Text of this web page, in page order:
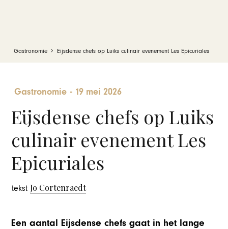
Gastronomie Eijsdense chefs op Luiks culinair evenement Les Epicuriales
Gastronomie - 19 mei 2026
Eijsdense chefs op Luiks
culinair evenement Les
Epicuriales
tekstJo Cortenraedt
Een aantal Eijsdense chefs gaat in het lange